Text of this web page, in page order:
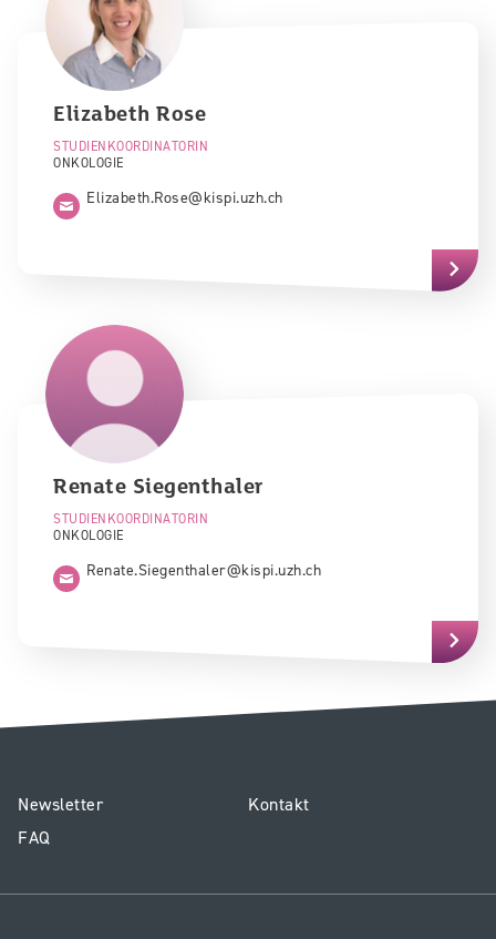
Elizabeth Rose
STUDIENKOORDINATORIN
ONKOLOGIE
Elizabeth.Rose@kispi.uzh.ch
Renate Siegenthaler
STUDIENKOORDINATORIN
ONKOLOGIE
Renate.Siegenthaler@kispi.uzh.ch
E3
-
Forschungszentrum
Newsletter
FAQ
Service
Kontakt